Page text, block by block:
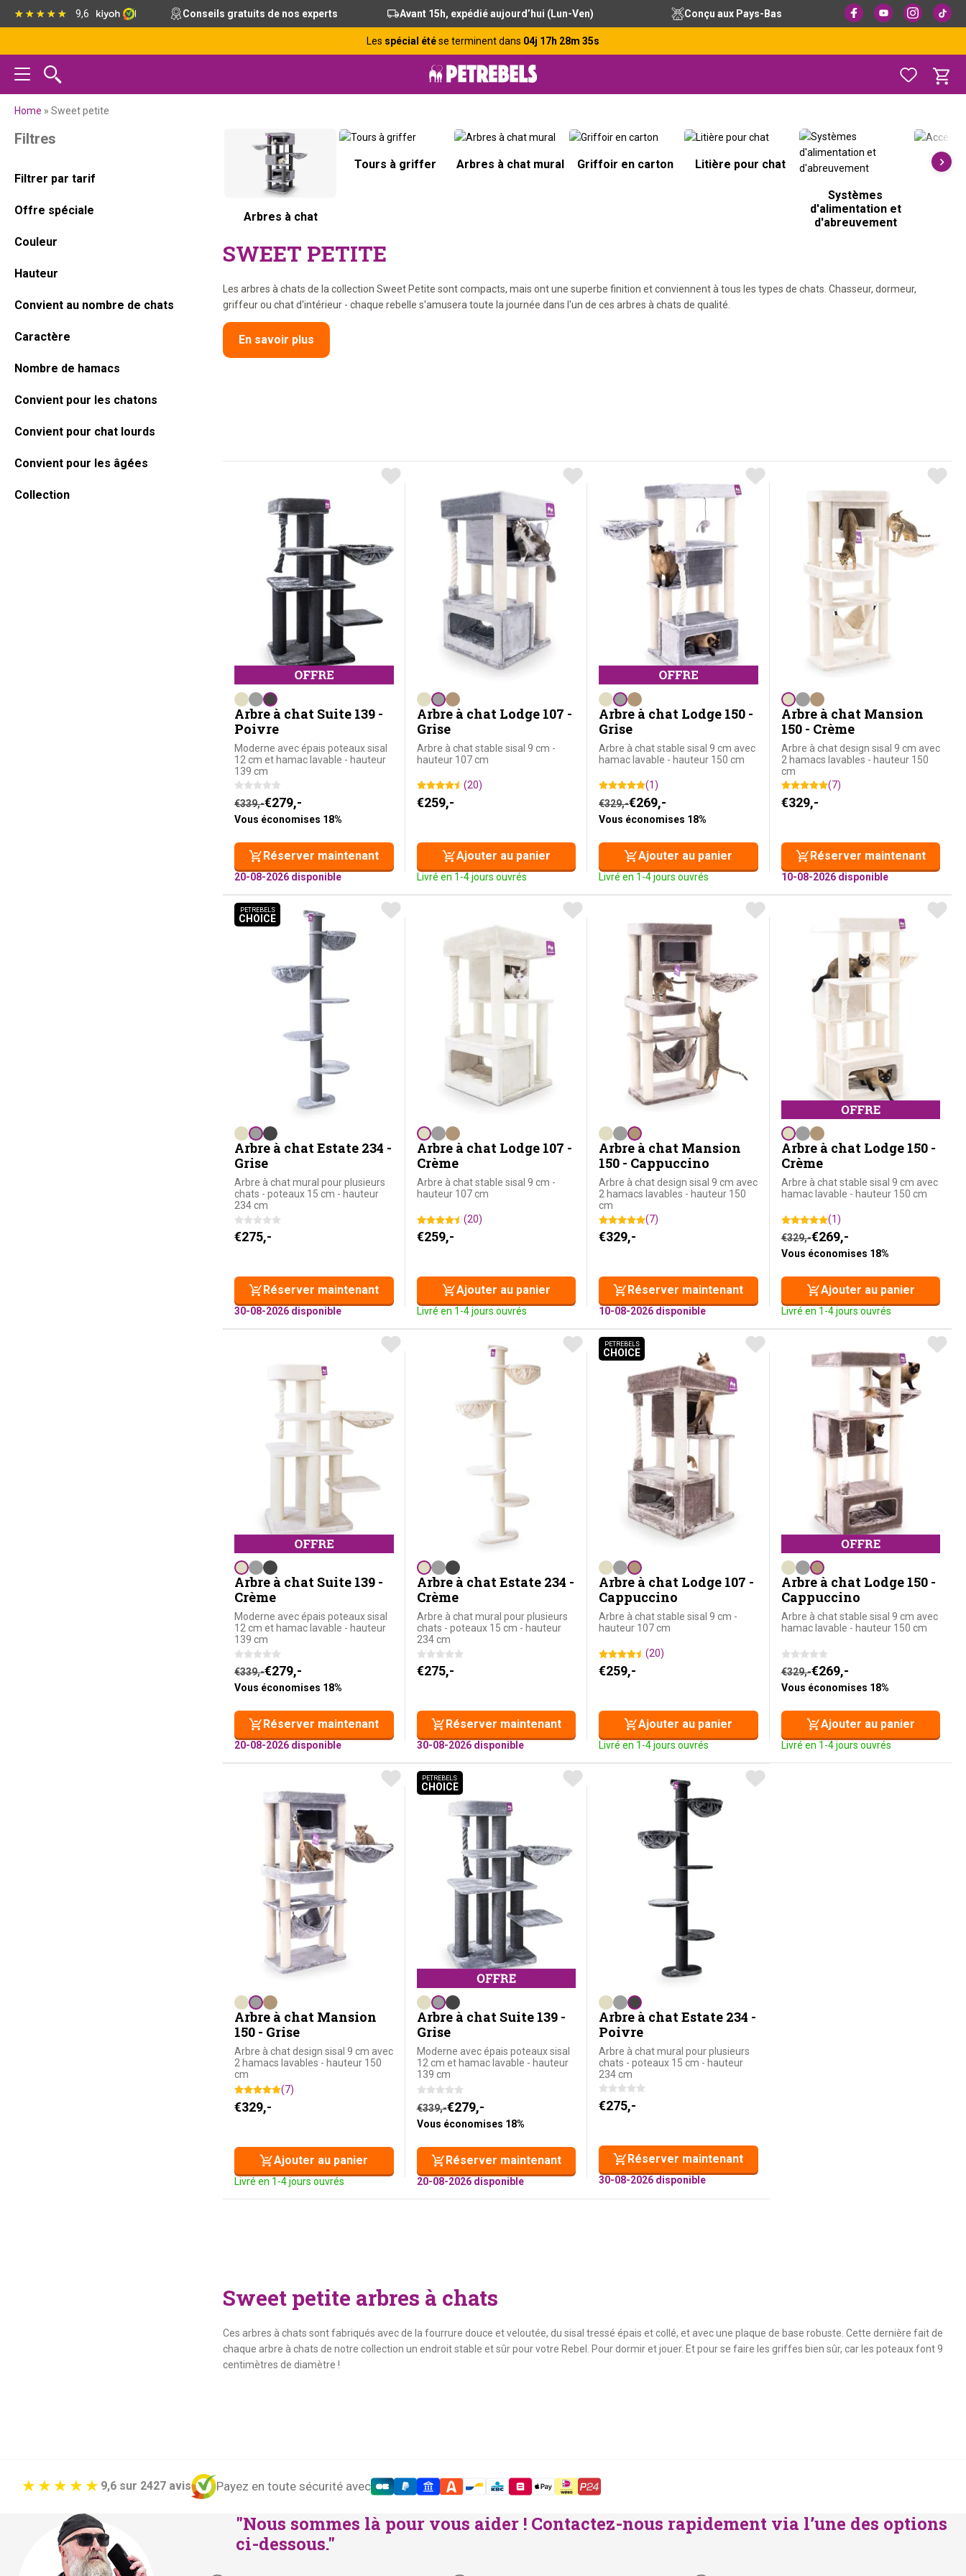
Passer
navigation
principale
Passer
principal
Passer
barre
latérale
Passer
de
page
9,6 Conseils gratuits de nos experts Avant 15h, expédié aujourd’hui (Lun-Ven) Conçu aux Pays-Bas
Les spécial étése terminent dans 04j 17h 28m 34s
Home » Sweet petite
Arbres à chat
Tours à griffer Arbres à chat mural Griffoir en carton Litière pour chat
Systèmes
d'alimentation et
d'abreuvement
SWEET PETITE
Les arbres à chats de la collection Sweet Petite sont compacts, mais ont une superbe finition et conviennent à tous les types de chats. Chasseur, dormeur,
griffeur ou chat d'intérieur - chaque rebelle s'amusera toute la journée dans l'un de ces arbres à chats de qualité.
En savoir plus
Arbre à chat Suite 139 -
Poivre
Moderne avec épais poteaux sisal
12 cm et hamac lavable - hauteur
139 cm
€339,-
Le prix initial était : €339,-.
€279,-
Le prix actuel est : €279,-.
Vous économises 18%
20-08-2026 disponible
Réserver maintenant
Arbre à chat Lodge 107 -
Grise
Arbre à chat stable sisal 9 cm -
hauteur 107 cm
(20)
€259,-
Livré en 1-4 jours ouvrés
Ajouter au panier
Arbre à chat Lodge 150 -
Grise
Arbre à chat stable sisal 9 cm avec
hamac lavable - hauteur 150 cm
(1)
€329,-
Le prix initial était : €329,-.
€269,-
Le prix actuel est : €269,-.
Vous économises 18%
Livré en 1-4 jours ouvrés
Ajouter au panier
Arbre à chat Mansion
150 - Crème
Arbre à chat design sisal 9 cm avec
2 hamacs lavables - hauteur 150
cm
(7)
€329,-
10-08-2026 disponible
Réserver maintenant
PETREBELS
CHOICEPETREBELS CHOICE
Arbre à chat Estate 234 -
Grise
Arbre à chat mural pour plusieurs
chats - poteaux 15 cm - hauteur
234 cm
€275,-
30-08-2026 disponible
Réserver maintenant
Arbre à chat Lodge 107 -
Crème
Arbre à chat stable sisal 9 cm -
hauteur 107 cm
(20)
€259,-
Livré en 1-4 jours ouvrés
Ajouter au panier
Arbre à chat Mansion
150 - Cappuccino
Arbre à chat design sisal 9 cm avec
2 hamacs lavables - hauteur 150
cm
(7)
€329,-
10-08-2026 disponible
Réserver maintenant
Arbre à chat Lodge 150 -
Crème
Arbre à chat stable sisal 9 cm avec
hamac lavable - hauteur 150 cm
(1)
€329,-
Le prix initial était : €329,-.
€269,-
Le prix actuel est : €269,-.
Vous économises 18%
Livré en 1-4 jours ouvrés
Ajouter au panier
Arbre à chat Suite 139 -
Crème
Moderne avec épais poteaux sisal
12 cm et hamac lavable - hauteur
139 cm
€339,-
Le prix initial était : €339,-.
€279,-
Le prix actuel est : €279,-.
Vous économises 18%
20-08-2026 disponible
Réserver maintenant
Arbre à chat Estate 234 -
Crème
Arbre à chat mural pour plusieurs
chats - poteaux 15 cm - hauteur
234 cm
€275,-
30-08-2026 disponible
Réserver maintenant
PETREBELS
CHOICEPETREBELS CHOICE
Arbre à chat Lodge 107 -
Cappuccino
Arbre à chat stable sisal 9 cm -
hauteur 107 cm
(20)
€259,-
Livré en 1-4 jours ouvrés
Ajouter au panier
Arbre à chat Lodge 150 -
Cappuccino
Arbre à chat stable sisal 9 cm avec
hamac lavable - hauteur 150 cm
€329,-
Le prix initial était : €329,-.
€269,-
Le prix actuel est : €269,-.
Vous économises 18%
Livré en 1-4 jours ouvrés
Ajouter au panier
Arbre à chat Mansion
150 - Grise
Arbre à chat design sisal 9 cm avec
2 hamacs lavables - hauteur 150
cm
(7)
€329,-
Livré en 1-4 jours ouvrés
Ajouter au panier
PETREBELS
CHOICE
PETREBELS CHOICE
Arbre à chat Suite 139 -
Grise
Moderne avec épais poteaux sisal
12 cm et hamac lavable - hauteur
139 cm
€339,-
Le prix initial était : €339,-.
€279,-
Le prix actuel est : €279,-.
Vous économises 18%
20-08-2026 disponible
Réserver maintenant
Arbre à chat Estate 234 -
Poivre
Arbre à chat mural pour plusieurs
chats - poteaux 15 cm - hauteur
234 cm
€275,-
30-08-2026 disponible
Réserver maintenant
Sweet petite arbres à chats
Ces arbres à chats sont fabriqués avec de la fourrure douce et veloutée, du sisal tressé épais et collé, et avec une plaque de base robuste. Cette dernière fait de
chaque arbre à chats de notre collection un endroit stable et sûr pour votre Rebel. Pour dormir et jouer. Et pour se faire les griffes bien sûr, car les poteaux font 9
centimètres de diamètre !
Barre
principale
Filtres
Filtrer par tarif
Offre spéciale
Couleur
Hauteur
Convient au nombre de chats
Caractère
Nombre de hamacs
Convient pour les chatons
Convient pour chat lourds
Convient pour les âgées
Collection
Payez en toute sécurité avec
9,6 sur 2427 avis
"Nous sommes là pour vous aider ! Contactez-nous rapidement via l’une des options
ci-dessous."